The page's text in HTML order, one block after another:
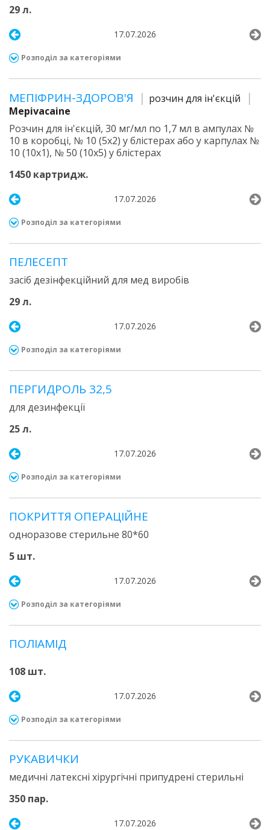
29 л.
17.07.2026
Розподіл за категоріями
МЕПІФРИН-ЗДОРОВ'Я
розчин для ін'єкцій
Mepivacaine
Розчин для ін'єкцій, 30 мг/мл по 1,7 мл в ампулах №
10 в коробці, № 10 (5х2) у блістерах або у карпулах №
10 (10х1), № 50 (10х5) у блістерах
1450 картридж.
17.07.2026
Розподіл за категоріями
ПЕЛЕСЕПТ
засіб дезінфекційний для мед виробів
29 л.
17.07.2026
Розподіл за категоріями
ПЕРГИДРОЛЬ 32,5
для дезинфекції
25 л.
17.07.2026
Розподіл за категоріями
ПОКРИТТЯ ОПЕРАЦІЙНЕ
одноразове стерильне 80*60
5 шт.
17.07.2026
Розподіл за категоріями
ПОЛІАМІД
108 шт.
17.07.2026
Розподіл за категоріями
РУКАВИЧКИ
медичні латексні хірургічні припудрені стерильні
350 пар.
17.07.2026